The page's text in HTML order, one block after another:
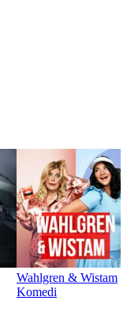
Wahlgren & Wistam
Komedi